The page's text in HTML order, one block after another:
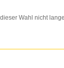
Wahl nicht